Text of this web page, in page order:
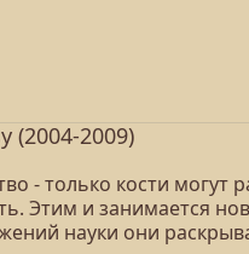
2009)
- только кости могут
Этим и занимается
науки они